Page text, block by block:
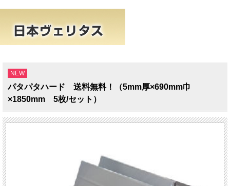
NEW
パタパタハード 送料無料！（5mm厚×690mm巾
×1850mm 5枚/セット）